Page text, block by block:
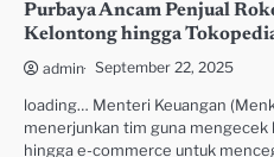
Purbaya Ancam Penjual
Kelontong hingga
admin September 22, 2025
loading… Menteri Keuangan
menerjunkan tim guna
hingga e-commerce untuk